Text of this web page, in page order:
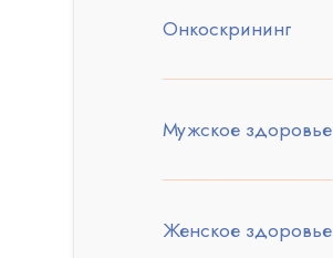
Онкоскрининг
Мужское здоровье
Женское здоровье